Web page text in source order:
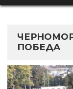
ПОБЕДА